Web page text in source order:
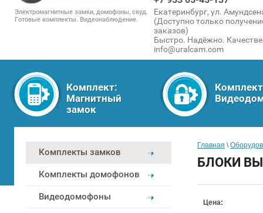
Электромагнитные замки, домофоны, скуд.
Готовые комплекты. Видеонаблюдение.
Екатеринбург, ул.
(Доступно только
заказов)
Быстро. Надёжно.
info@uralcam.com
Комплект:
Магнитный
замок
Комплекты замков
Комплекты домофонов
Видеодомофоны
Главная \
БЛОКИ
Цена: